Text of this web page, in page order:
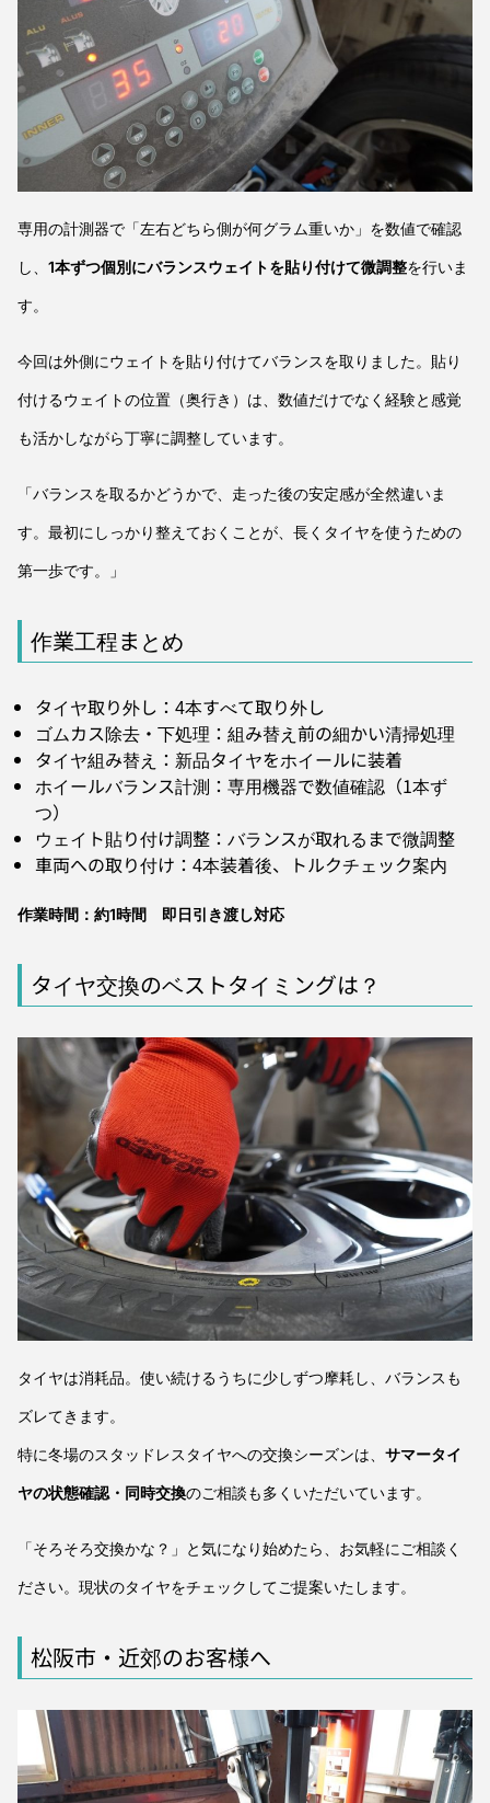
専用の計測器で「左右どちら側が何グラム重いか」を数値で確認
し、 1本ずつ個別にバランスウェイトを貼り付けて微調整を行いま
す。
今回は外側にウェイトを貼り付けてバランスを取りました。貼り
付けるウェイトの位置（奥行き）は、数値だけでなく経験と感覚
も活かしながら丁寧に調整しています。
「バランスを取るかどうかで、走った後の安定感が全然違いま
す。最初にしっかり整えておくことが、長くタイヤを使うための
第一歩です。」
作業工程まとめ
タイヤ取り外し：4本すべて取り外し
ゴムカス除去・下処理：組み替え前の細かい清掃処理
タイヤ組み替え：新品タイヤをホイールに装着
ホイールバランス計測：専用機器で数値確認（1本ず
つ）
ウェイト貼り付け調整：バランスが取れるまで微調整
車両への取り付け：4本装着後、トルクチェック案内
作業時間：約1時間 即日引き渡し対応
タイヤ交換のベストタイミングは？
タイヤは消耗品。使い続けるうちに少しずつ摩耗し、バランスも
ズレてきます。
特に冬場のスタッドレスタイヤへの交換シーズンは、 サマータイ
ヤの状態確認・同時交換のご相談も多くいただいています。
「そろそろ交換かな？」と気になり始めたら、お気軽にご相談く
ださい。現状のタイヤをチェックしてご提案いたします。
松阪市・近郊のお客様へ